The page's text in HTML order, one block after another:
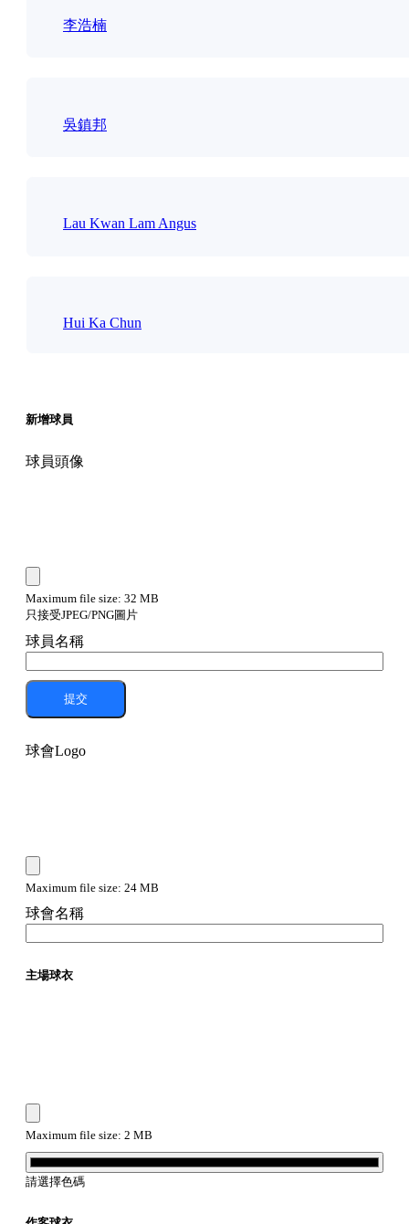
李浩楠
吳鎮邦
Lau Kwan Lam Angus
Hui Ka Chun
新增球員
球員頭像
Maximum file size: 32 MB
只接受JPEG/PNG圖片
球員名稱
提交
球會Logo
Maximum file size: 24 MB
球會名稱
主場球衣
Maximum file size: 2 MB
請選擇色碼